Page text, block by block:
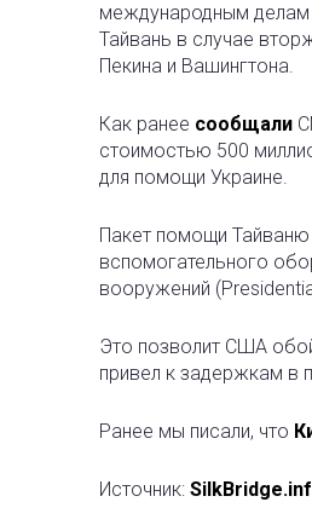
международным делам
Тайвань в случае
Пекина и Вашингтона.
Как ранее сообщали
стоимостью 500
для помощи Украине.
Пакет помощи
вспомогательного
вооружений
Это позволит США
привел к задержкам в
Ранее мы писали, что
Источник: